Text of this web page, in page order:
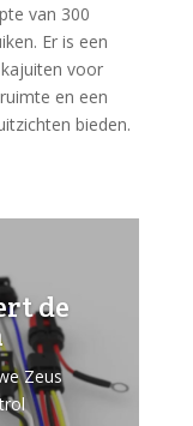
van 300
Er is een
voor
en een
bieden.
de
Zeus